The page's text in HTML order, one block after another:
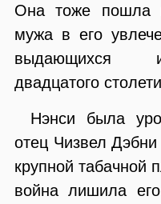
Она тоже пошла
мужа в его
выдающихся
двадцатого
Нэнси была
отец Чизвел
крупной табачной
война лишила